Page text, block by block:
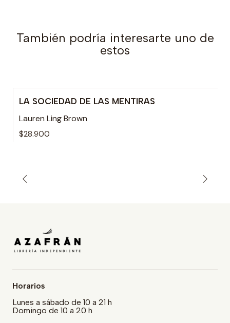
También podría interesarte uno de
estos
LA SOCIEDAD DE LAS MENTIRAS
Lauren Ling Brown
$28.900
Horarios
Lunes a sábado de 10 a 21 h
Domingo de 10 a 20 h